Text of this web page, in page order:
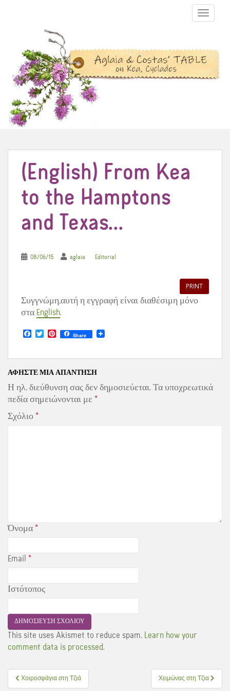
TOGGLE
(English) From Kea
to the Hamptons
and Texas…
08/06/15 aglaia Editorial
PRINT
Συγγνώμη,αυτή η εγγραφή είναι διαθέσιμη μόνο
στα English.
a
e
o
o
k
T
w
t
e
r
P
t
r
s
t
Share
ΑΦΉΣΤΕ ΜΙΑ ΑΠΆΝΤΗΣΗ
Η ηλ. διεύθυνση σας δεν δημοσιεύεται. Τα υποχρεωτικά
πεδία σημειώνονται με *
Σχόλιο *
Όνομα *
Email *
Ιστότοπος
This site uses Akismet to reduce spam. Learn how your
comment data is processed.
Πλοήγηση
Χοιροσφάγια στη Τζιά Χειμώνας στη Τζια